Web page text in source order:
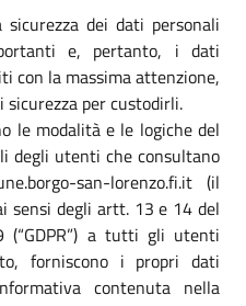
dei dati personali
e, pertanto, i dati
con la massima attenzione,
per custodirli.
le modalità e le logiche del
degli utenti che consultano
san-lorenzo.fi.it (il
sensi degli artt. 13 e 14 del
(“GDPR”) a tutti gli utenti
forniscono i propri dati
contenuta nella